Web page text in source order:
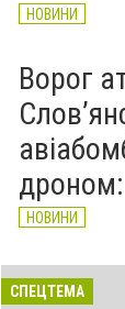
НОВИНИ
Ворог
НОВИНИ
СПЕЦТЕМА